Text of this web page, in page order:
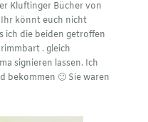
Kluftinger Bücher von
könnt euch nicht
ich die beiden getroffen
. gleich
signieren lassen. Ich
bekommen 🙂 Sie waren